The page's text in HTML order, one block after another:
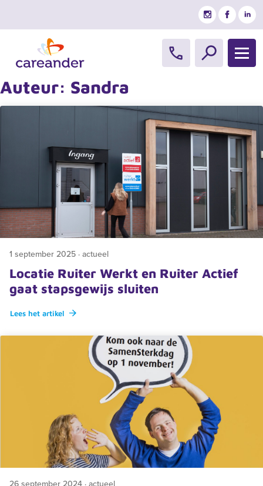
Auteur: Sandra
1 september 2025 · actueel
Locatie Ruiter Werkt en Ruiter Actief
gaat stapsgewijs sluiten
Lees het artikel